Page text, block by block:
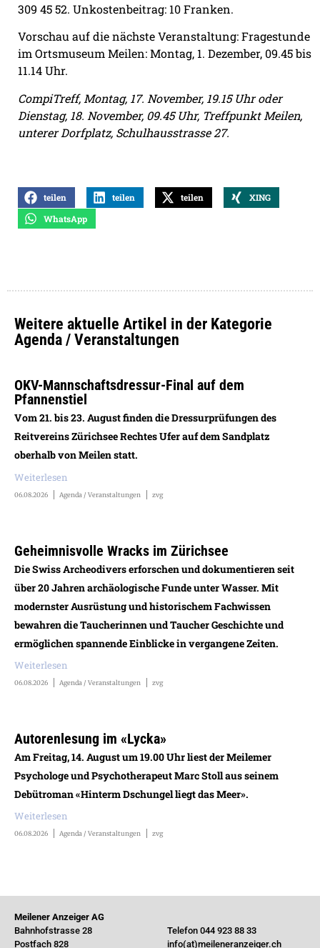
309 45 52. Unkostenbeitrag: 10 Franken.
Vorschau auf die nächste Veranstaltung: Fragestunde
im Ortsmuseum Meilen: Montag, 1. Dezember, 09.45 bis
11.14 Uhr.
CompiTreff, Montag, 17. November, 19.15 Uhr oder
Dienstag, 18. November, 09.45 Uhr, Treffpunkt Meilen,
unterer Dorfplatz, Schulhausstrasse 27.
teilen teilen teilen
XING
WhatsApp
Weitere aktuelle Artikel in der Kategorie
Agenda / Veranstaltungen
OKV-Mannschaftsdressur-Final auf dem
Pfannenstiel
Vom 21. bis 23. August finden die Dressurprüfungen des
Reitvereins Zürichsee Rechtes Ufer auf dem Sandplatz
oberhalb von Meilen statt.
Weiterlesen
06.08.2026 Agenda / Veranstaltungen zvg
Geheimnisvolle Wracks im Zürichsee
Die Swiss Archeodivers erforschen und dokumentieren seit
über 20 Jahren archäologische Funde unter Wasser. Mit
modernster Ausrüstung und historischem Fachwissen
bewahren die Taucherinnen und Taucher Geschichte und
ermöglichen spannende Einblicke in vergangene Zeiten.
Weiterlesen
06.08.2026 Agenda / Veranstaltungen zvg
Autorenlesung im «Lycka»
Am Freitag, 14. August um 19.00 Uhr liest der Meilemer
Psychologe und Psychotherapeut Marc Stoll aus seinem
Debütroman «Hinterm Dschungel liegt das Meer».
Weiterlesen
06.08.2026 Agenda / Veranstaltungen zvg
Meilener Anzeiger AG
Bahnhofstrasse 28
Postfach 828
Telefon 044 923 88 33
info(at)meileneranzeiger.ch